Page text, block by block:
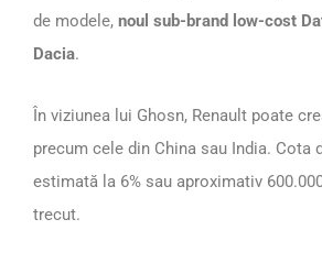
de modele, noul sub-brand low-cost
Dacia.
În viziunea lui Ghosn, Renault poate
precum cele din China sau India.
estimată la 6% sau aproximativ
trecut.